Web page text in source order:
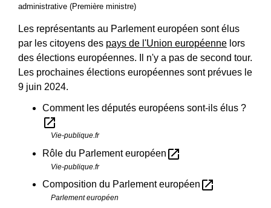
administrative (Première ministre)
Les représentants au Parlement européen sont élus
par les citoyens des pays de l'Union européenne lors
des élections européennes. Il n'y a pas de second tour.
Les prochaines élections européennes sont prévues le
9 juin 2024.
Comment les députés européens sont-ils élus ?
open_in_new
Vie-publique.fr
Rôle du Parlement européen open_in_new
Vie-publique.fr
Composition du Parlement européen open_in_new
Parlement européen